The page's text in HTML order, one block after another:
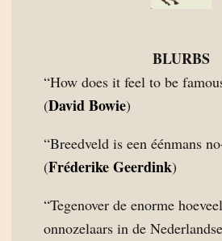
BLURBS
“How does it feel to be
(David Bowie)
“Breedveld is een éénmans
(Fréderike Geerdink)
“Tegenover de enorme
onnozelaars in de